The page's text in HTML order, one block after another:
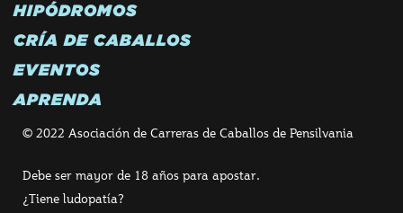
HIPÓDROMOS
CRÍA DE CABALLOS
EVENTOS
APRENDA
© 2022 Asociación de Carreras de Caballos de Pensilvania
Debe ser mayor de 18 años para apostar.
¿Tiene ludopatía?